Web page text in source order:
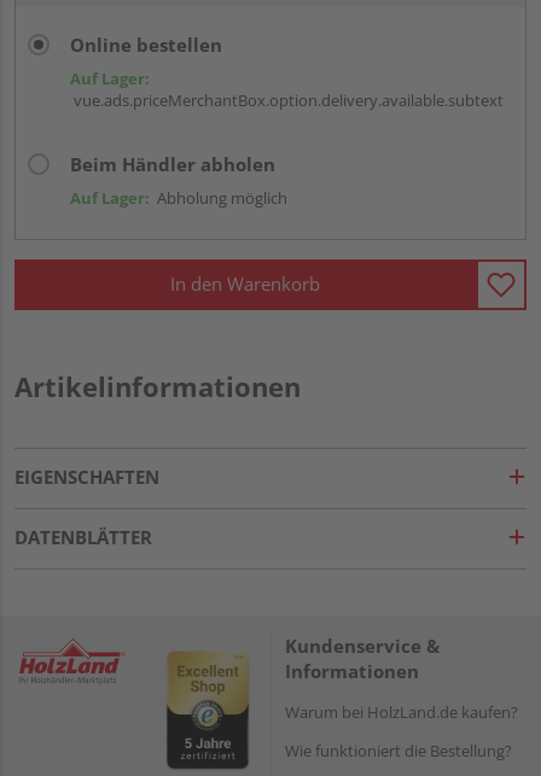
Online bestellen
Auf Lager:
vue.ads.priceMerchantBox.option.delivery.available.subtext
Beim Händler abholen
Auf Lager: Abholung möglich
In den Warenkorb
Artikelinformationen
EIGENSCHAFTEN
DATENBLÄTTER
Kundenservice &
Informationen
Warum bei HolzLand.de kaufen?
Wie funktioniert die Bestellung?